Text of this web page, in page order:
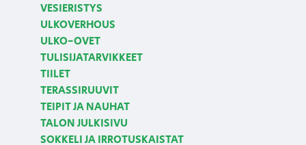
VESIERISTYS
ULKOVERHOUS
ULKO-OVET
TULISIJATARVIKKEET
TIILET
TERASSIRUUVIT
TEIPIT JA NAUHAT
TALON JULKISIVU
SOKKELI JA IRROTUSKAISTAT